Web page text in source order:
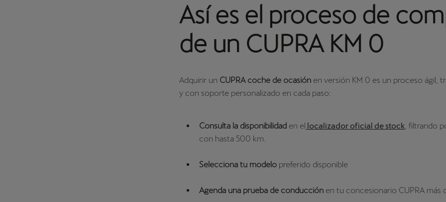
Así es el proceso de
de un CUPRA KM 0
Adquirir un CUPRA coche de ocasión en versión KM 0 es un proceso ágil,
y con soporte personalizado en cada paso:
Consulta la disponibilidad en el localizador oficial de stock, filtrando
con hasta 500 km.
Selecciona tu modelo preferido disponible
Agenda una prueba de conducción en tu concesionario CUPRA más